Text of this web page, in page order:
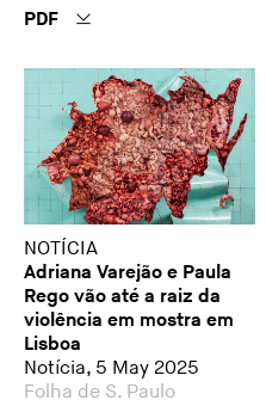
PDF
NOTÍCIA
Adriana Varejão e Paula
Rego vão até a raiz da
violência em mostra em
Lisboa
Notícia, 5 May 2025
Folha de S. Paulo